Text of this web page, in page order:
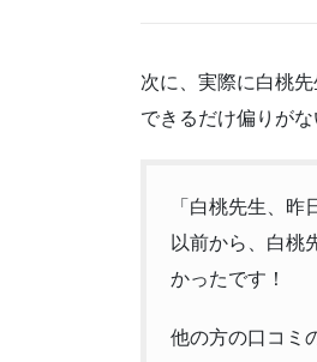
次に、実際に白桃
できるだけ偏りが
「白桃先生、
以前から、白桃
かったです！
他の方の口コミ